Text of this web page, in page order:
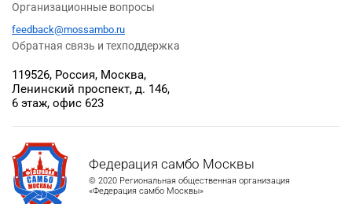
Федерация самбо Москвы
© 2020 Региональная общественная организация
«Федерация самбо Москвы»
119526, Россия, Москва,
Ленинский проспект, д. 146,
6 этаж, офис 623
Организационные вопросы
feedback@mossambo.ru
Обратная связь и техподдержка